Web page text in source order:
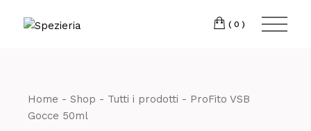
(0)
Home Shop Tutti i prodotti
ProFito VSB
Gocce 50ml
Telefono